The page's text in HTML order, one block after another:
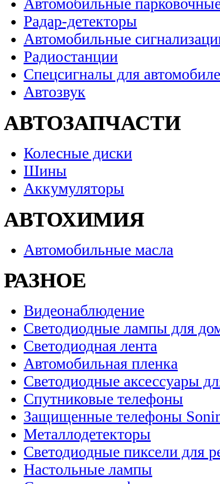
Автомобильные
Радар-детекторы
Автомобильные
Радиостанции
Спецсигналы для
Автозвук
АВТОЗАПЧАСТИ
Колесные диски
Шины
Аккумуляторы
АВТОХИМИЯ
Автомобильные масла
РАЗНОЕ
Видеонаблюдение
Светодиодные лампы для
Светодиодная лента
Автомобильная пленка
Светодиодные аксессуары
Спутниковые телефоны
Защищенные телефоны
Металлодетекторы
Светодиодные пиксели для
Настольные лампы